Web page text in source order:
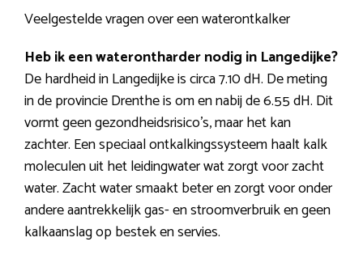
Veelgestelde vragen over een waterontkalker
Heb ik een waterontharder nodig in Langedijke?
De hardheid in Langedijke is circa 7.10 dH. De meting
in de provincie Drenthe is om en nabij de 6.55 dH. Dit
vormt geen gezondheidsrisico’s, maar het kan
zachter. Een speciaal ontkalkingssysteem haalt kalk
moleculen uit het leidingwater wat zorgt voor zacht
water. Zacht water smaakt beter en zorgt voor onder
andere aantrekkelijk gas- en stroomverbruik en geen
kalkaanslag op bestek en servies.